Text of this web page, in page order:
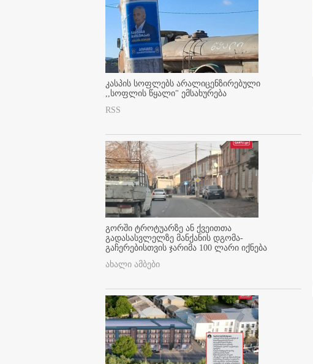
კასპის სოფლებს არალიცენზირებული
,,სოფლის წყალი" ემსახურება
RSS
გორში ტროტუარზე ან ქვეითთა
გადასასვლელზე მანქანის დგომა-
გაჩერებისთვის ჯარიმა 100 ლარი იქნება
ახალი ამბები